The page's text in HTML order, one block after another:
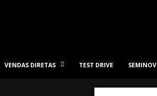
VENDAS DIRETAS TEST DRIVE